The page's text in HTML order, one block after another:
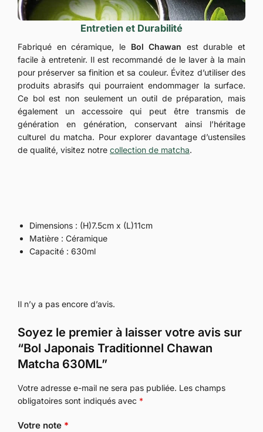
Entretien et Durabilité
Fabriqué en céramique, le Bol Chawan est durable et
facile à entretenir. Il est recommandé de le laver à la main
pour préserver sa finition et sa couleur. Évitez d’utiliser des
produits abrasifs qui pourraient endommager la surface.
Ce bol est non seulement un outil de préparation, mais
également un accessoire qui peut être transmis de
génération en génération, conservant ainsi l’héritage
culturel du matcha. Pour explorer davantage d’ustensiles
de qualité, visitez notre collection de matcha.
Dimensions : (H)7.5cm x (L)11cm
Matière : Céramique
Capacité : 630ml
Il n’y a pas encore d’avis.
Soyez le premier à laisser votre avis sur
“Bol Japonais Traditionnel Chawan
Matcha 630ML”
Votre adresse e-mail ne sera pas publiée. Les champs
obligatoires sont indiqués avec *
Votre note *